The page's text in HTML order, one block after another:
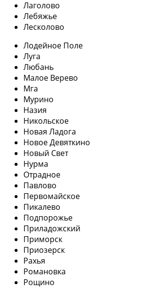
Лаголово
Лебяжье
Лесколово
Лодейное Поле
Луга
Любань
Малое Верево
Мга
Мурино
Назия
Никольское
Новая Ладога
Новое Девяткино
Новый Свет
Нурма
Отрадное
Павлово
Первомайское
Пикалево
Подпорожье
Приладожский
Приморск
Приозерск
Рахья
Романовка
Рощино